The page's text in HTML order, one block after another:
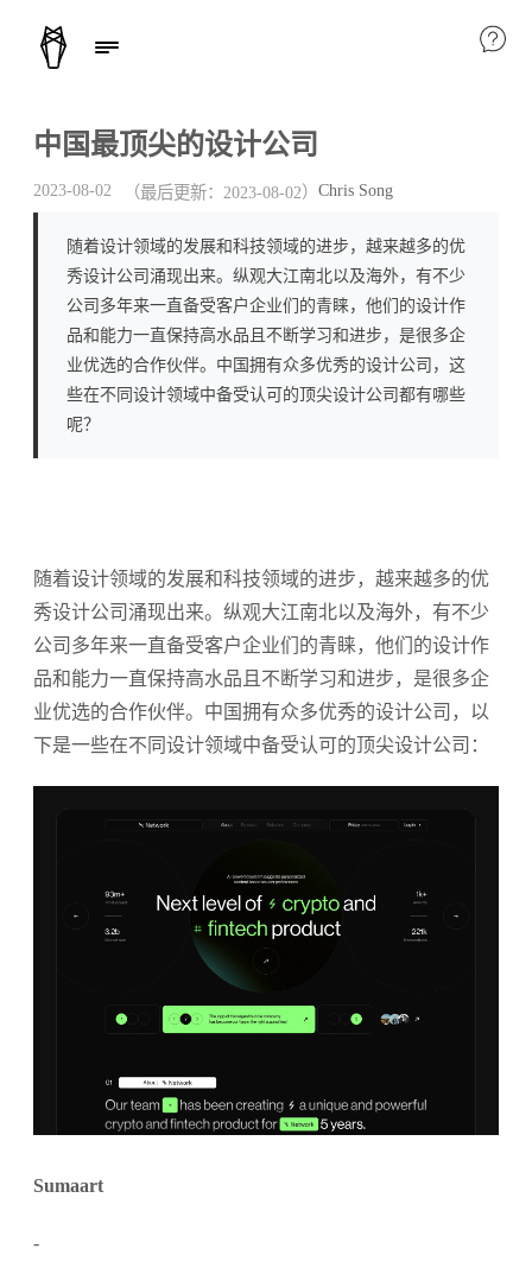
中国最顶尖的设计公司
2023-08-02 （最后更新： 2023-08-02） Chris Song
随着设计领域的发展和科技领域的进步，越来越多的优
秀设计公司涌现出来。纵观大江南北以及海外，有不少
公司多年来一直备受客户企业们的青睐，他们的设计作
品和能力一直保持高水品且不断学习和进步，是很多企
业优选的合作伙伴。中国拥有众多优秀的设计公司，这
些在不同设计领域中备受认可的顶尖设计公司都有哪些
呢？
随着设计领域的发展和科技领域的进步，越来越多的优
秀设计公司涌现出来。纵观大江南北以及海外，有不少
公司多年来一直备受客户企业们的青睐，他们的设计作
品和能力一直保持高水品且不断学习和进步，是很多企
业优选的合作伙伴。中国拥有众多优秀的设计公司，以
下是一些在不同设计领域中备受认可的顶尖设计公司：
Sumaart
-